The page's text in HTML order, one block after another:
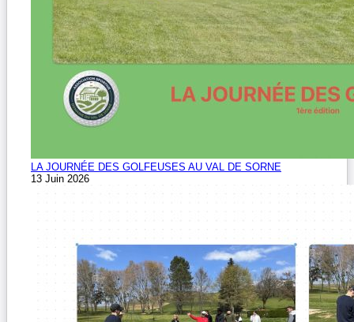
LA JOURNÉE DES GOLFEUSES AU VAL DE SORNE
13 Juin 2026